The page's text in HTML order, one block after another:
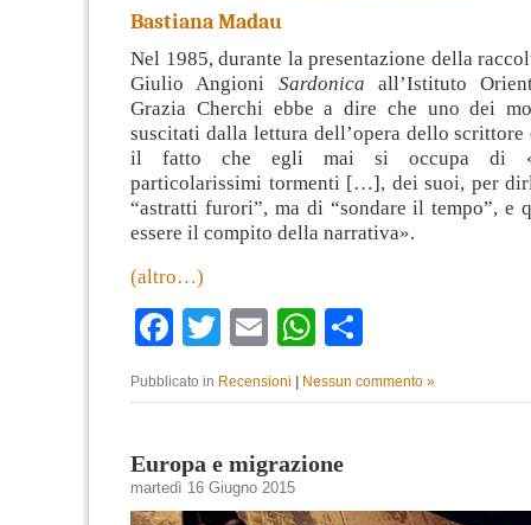
Bastiana Madau
Nel 1985, durante la presentazione della
Giulio Angioni Sardonica all’Istituto
Grazia Cherchi ebbe a dire che uno dei
suscitati dalla lettura dell’opera dello scrittore
il fatto che egli mai si occupa di
particolarissimi tormenti […], dei suoi, per
“astratti furori”, ma di “sondare il tempo”, e
essere il compito della narrativa».
(altro…)
Facebook
TwitterEmailWhatsApp
Pubblicato in Recensioni | Nessun commento »
Europa e migrazione
martedì 16 Giugno 2015